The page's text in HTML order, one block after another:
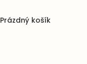
Nákupní
Prázdný košík